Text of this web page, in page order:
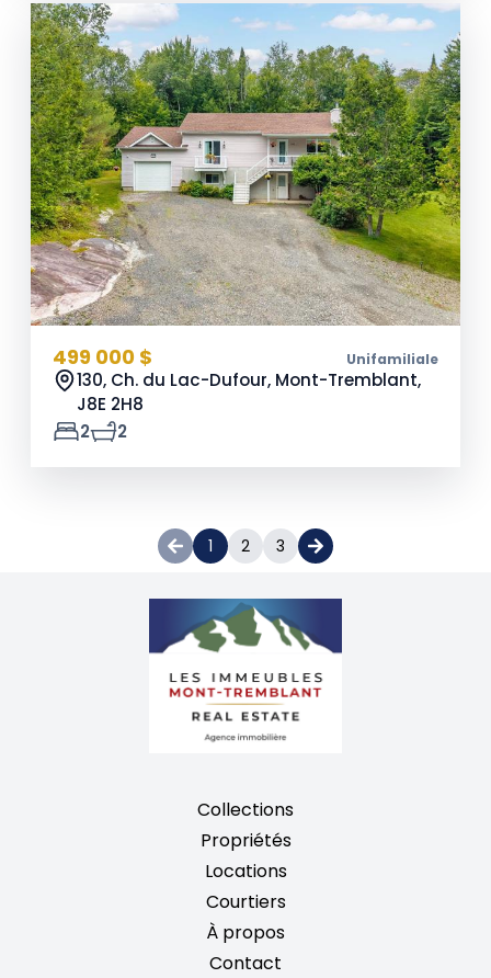
499 000 $ Unifamiliale
130, Ch. du Lac-Dufour, Mont-Tremblant,
J8E 2H8
2
2
1 2 3
Collections
Propriétés
Locations
Courtiers
À propos
Contact